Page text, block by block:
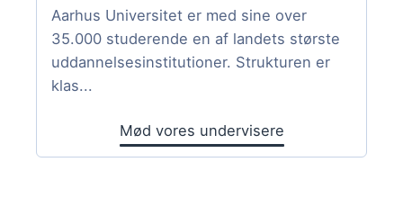
Aarhus Universitet er med sine over
35.000 studerende en af landets største
uddannelsesinstitutioner. Strukturen er
klas...
Mød vores undervisere